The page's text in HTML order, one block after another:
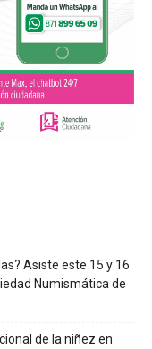
Asiste este 15 y 16
Numismática de
de la niñez en